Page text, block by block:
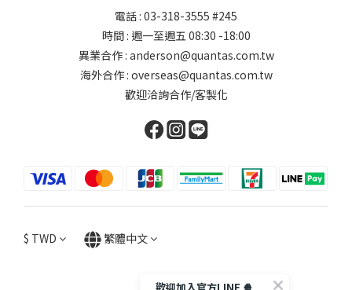
電話 : 03-318-3555 #245
時間 : 週一至週五 08:30 -18:00
異業合作 : anderson@quantas.com.tw
海外合作 : overseas@quantas.com.tw
歡迎洽詢合作/客製化
$ TWD 繁體中文